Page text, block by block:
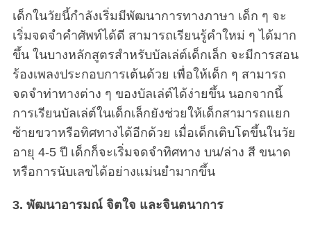
เด็กในวัยนี้กำลังเริ่มมีพัฒนาการทางภาษา เด็ก ๆ จะ
เริ่มจดจำคำศัพท์ได้ดี สามารถเรียนรู้คำใหม่ ๆ ได้มาก
ขึ้น ในบางหลักสูตรสำหรับบัลเล่ต์เด็กเล็ก จะมีการสอน
ร้องเพลงประกอบการเต้นด้วย เพื่อให้เด็ก ๆ สามารถ
จดจำท่าทางต่าง ๆ ของบัลเล่ต์ได้ง่ายขึ้น นอกจากนี้
การเรียนบัลเล่ต์ในเด็กเล็กยังช่วยให้เด็กสามารถแยก
ซ้ายขวาหรือทิศทางได้อีกด้วย เมื่อเด็กเติบโตขึ้นในวัย
อายุ 4-5 ปี เด็กก็จะเริ่มจดจำทิศทาง บน/ล่าง สี ขนาด
หรือการนับเลขได้อย่างแม่นยำมากขึ้น
3. พัฒนาอารมณ์ จิตใจ และจินตนาการ